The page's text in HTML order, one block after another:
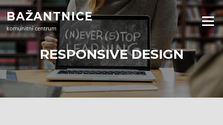
Přeskočit
na
obsah
BAŽANTNICE
komunitní centrum
Menu
RESPONSIVE DESIGN